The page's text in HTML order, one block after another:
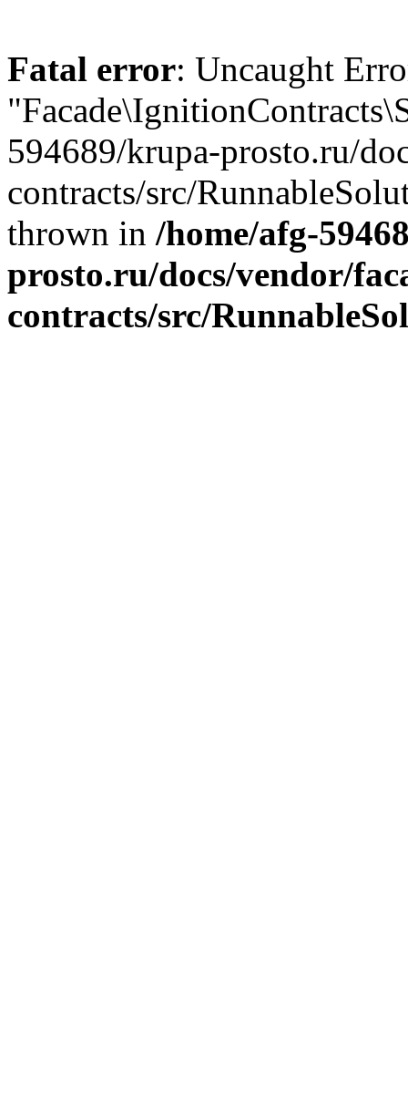
Fatal error: Uncaught
594689/krupa-prosto.ru/
contracts/src/
thrown in /home/afg-
prosto.ru/docs/vendor/
contracts/src/